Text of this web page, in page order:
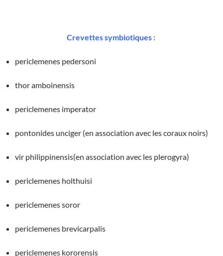
Crevettes symbiotiques :
periclemenes pedersoni
thor amboinensis
periclemenes imperator
pontonides unciger (en association avec les coraux noirs)
vir philippinensis(en association avec les plerogyra)
periclemenes holthuisi
periclemenes soror
periclemenes brevicarpalis
periclemenes kororensis